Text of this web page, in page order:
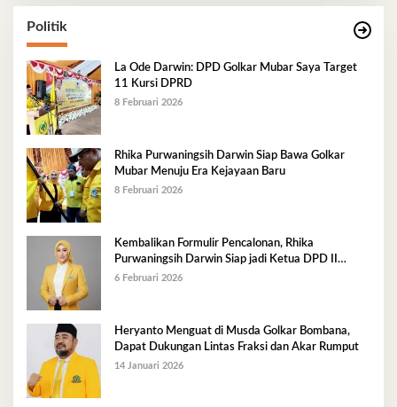
Politik
La Ode Darwin: DPD Golkar Mubar Saya Target
11 Kursi DPRD
8 Februari 2026
Rhika Purwaningsih Darwin Siap Bawa Golkar
Mubar Menuju Era Kejayaan Baru
8 Februari 2026
Kembalikan Formulir Pencalonan, Rhika
Purwaningsih Darwin Siap jadi Ketua DPD II
Golkar Mubar
6 Februari 2026
Heryanto Menguat di Musda Golkar Bombana,
Dapat Dukungan Lintas Fraksi dan Akar Rumput
14 Januari 2026